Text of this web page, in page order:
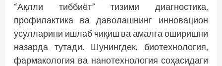
“Ақлли тиббиёт” тизими диагностика,
профилактика ва даволашнинг инновацион
усулларини ишлаб чиқиш ва амалга оширишни
назарда тутади. Шунингдек, биотехнология,
фармакология ва нанотехнология соҳасидаги